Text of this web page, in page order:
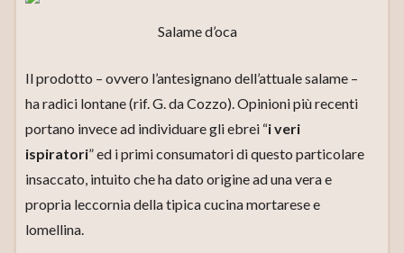
Salame d’oca
Il prodotto – ovvero l’antesignano dell’attuale salame –
ha radici lontane (rif. G. da Cozzo). Opinioni più recenti
portano invece ad individuare gli ebrei “i veri
ispiratori” ed i primi consumatori di questo particolare
insaccato, intuito che ha dato origine ad una vera e
propria leccornia della tipica cucina mortarese e
lomellina.